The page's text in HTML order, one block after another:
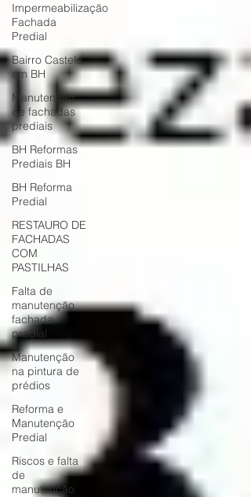
Impermeabilização
Fachada
Predial
Bairro Castelo
em BH
Manutenção
de fachadas
prediais
BH Reformas
Prediais BH
BH Reforma
Predial
RESTAURO DE
FACHADAS
COM
PASTILHAS
Falta de
manutenção
fachada
predial
Manutenção
na pintura de
prédios
Reforma e
Manutenção
Predial
Riscos e falta
de
manutenção